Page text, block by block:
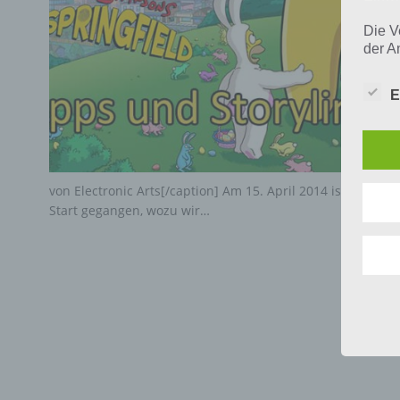
von Electronic Arts[/caption] Am 15. April 2014 ist das
Start gegangen, wozu wir…
Die
der
Wir
Aus